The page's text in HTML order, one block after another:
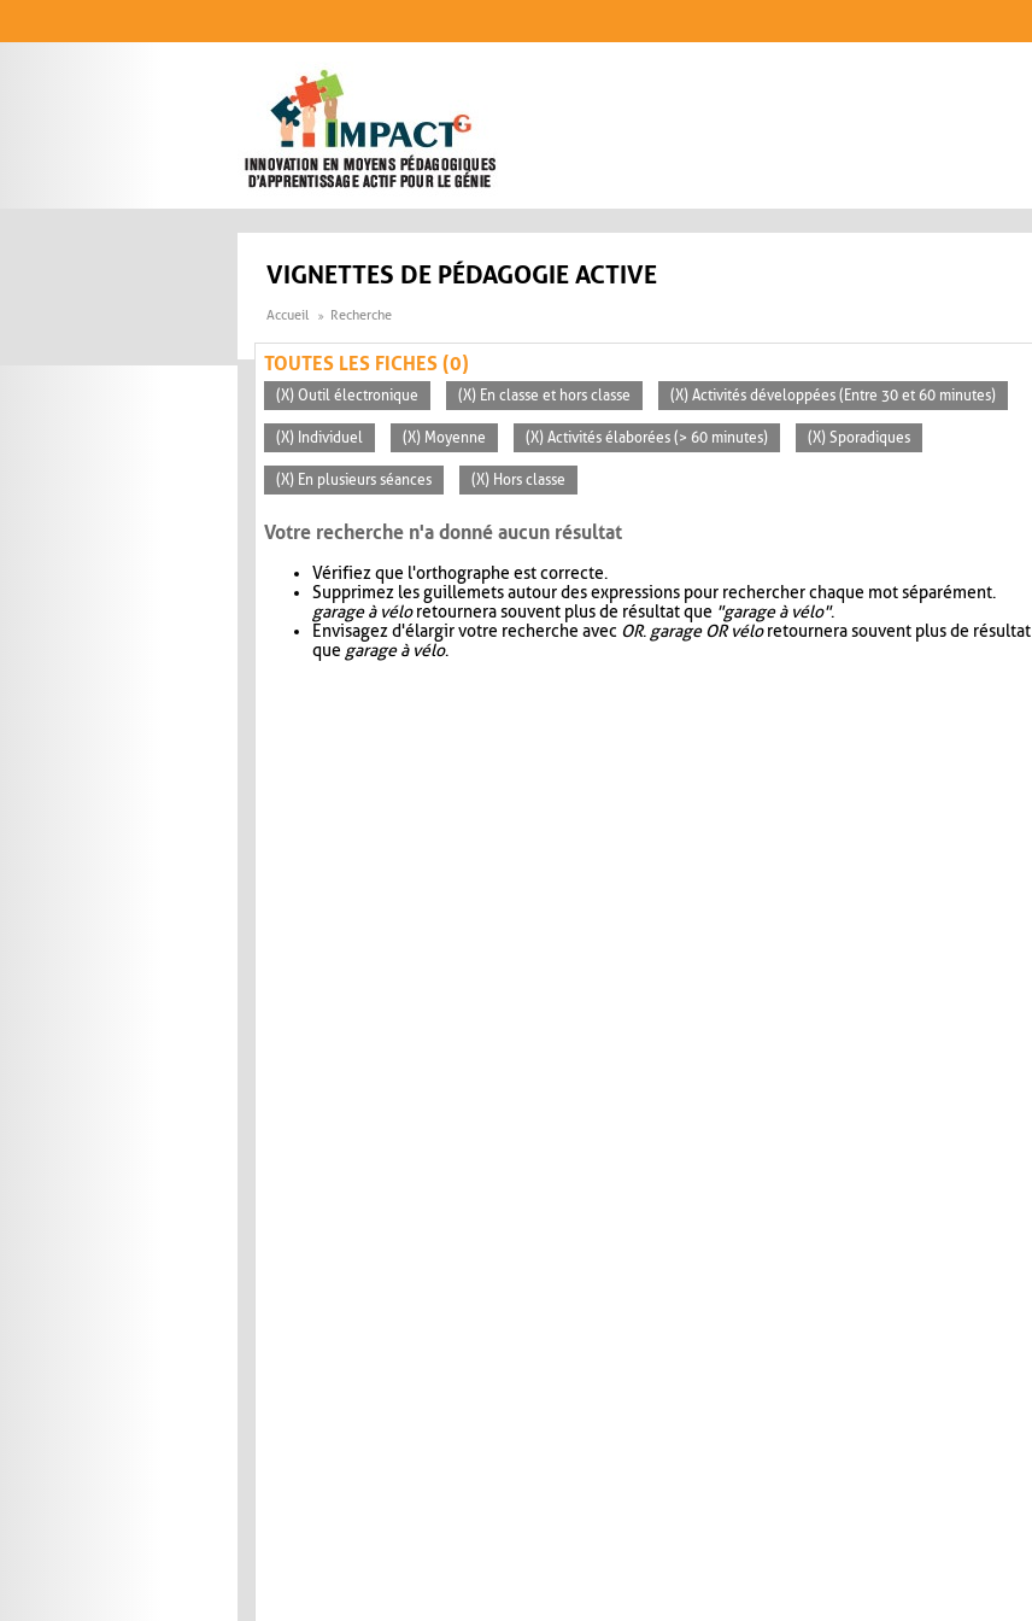
VIGNETTES DE PÉDAGOGIE ACTIVE
Accueil Recherche
TOUTES LES FICHES (0)
(X) Outil électronique (X) En classe et hors classe (X) Activités développées (Entre 30 et 60 minutes)
(X) Individuel (X) Moyenne (X) Activités élaborées (> 60 minutes) (X) Sporadiques
(X) En plusieurs séances (X) Hors classe
Votre recherche n'a donné aucun résultat
Vérifiez que l'orthographe est correcte.
Supprimez les guillemets autour des expressions pour rechercher chaque mot séparément.
garage à véloretournera souvent plus de résultat que "garage à vélo".
Envisagez d'élargir votre recherche avec OR. garage OR véloretournera souvent plus de résultat
que garage à vélo.